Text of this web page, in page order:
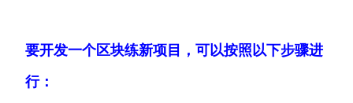
要开发一个区块练新项目，可以按照以下步骤进
行：